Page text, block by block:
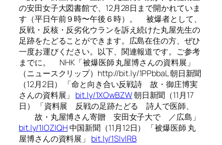
の安田女子大図書館で、12月28日まで開かれていま
す（平日午前９時〜午後６時）。 被爆者として、
反戦・反核・反劣化ウランを訴え続けた丸屋先生の
足跡をたどることができます。広島在住の方、ぜひ
一度お運びください。以下、関連報道です。ご参考
までに。 NHK「被爆医師 丸屋博さんの資料展」
（ニュースクリップ）http://bit.ly/1PPbbaL 朝日新聞
（12月2日） 「命と向き合い反戦詩 故・御庄博実
さんの資料展」 bit.ly/1XOwBZW朝日新聞（11月17
日） 「資料展 反戦の足跡たどる 詩人で医師、
故・丸屋博さん寄贈 安田女子大で ／広島」
bit.ly/1IOZIQH中国新聞（11月12日） 「被爆医師 丸
屋博さんの資料展」 bit.ly/1SIvlRB